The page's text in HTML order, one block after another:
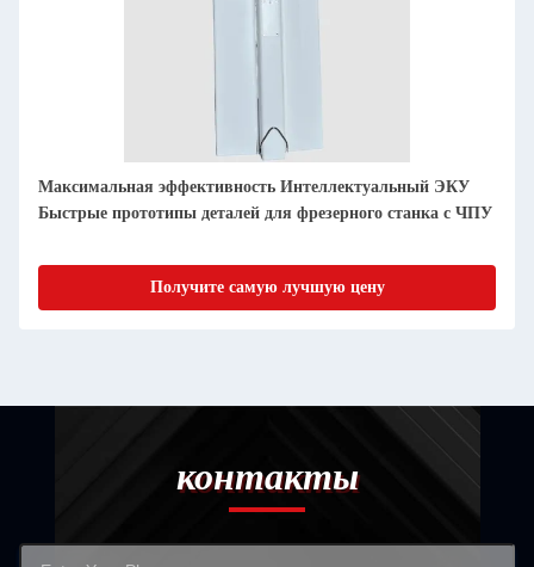
Продвинутое фрезирование с помощью ЧПУ для
интеллектуального производства прототипов ЭКУ
Получите самую лучшую цену
контакты